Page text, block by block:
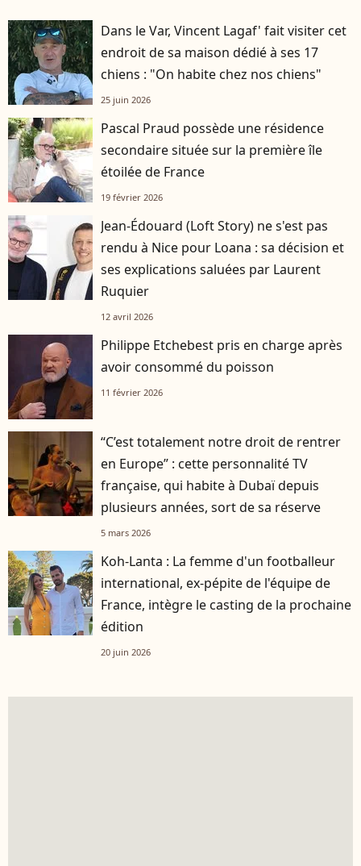
Dans le Var, Vincent Lagaf' fait visiter cet
endroit de sa maison dédié à ses 17
chiens : "On habite chez nos chiens"
25 juin 2026
Pascal Praud possède une résidence
secondaire située sur la première île
étoilée de France
19 février 2026
Jean-Édouard (Loft Story) ne s'est pas
rendu à Nice pour Loana : sa décision et
ses explications saluées par Laurent
Ruquier
12 avril 2026
Philippe Etchebest pris en charge après
avoir consommé du poisson
11 février 2026
“C’est totalement notre droit de rentrer
en Europe” : cette personnalité TV
française, qui habite à Dubaï depuis
plusieurs années, sort de sa réserve
5 mars 2026
Koh-Lanta : La femme d'un footballeur
international, ex-pépite de l'équipe de
France, intègre le casting de la prochaine
édition
20 juin 2026